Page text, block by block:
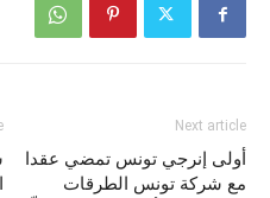
Next article
أولى إنرجي تونس تمضي عقدا
مع شركة تونس الطرقات